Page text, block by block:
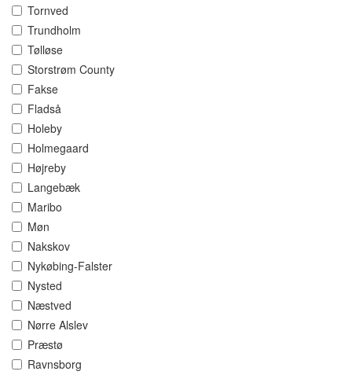
Tornved
Trundholm
Tølløse
Storstrøm County
Fakse
Fladså
Holeby
Holmegaard
Højreby
Langebæk
Maribo
Møn
Nakskov
Nykøbing-Falster
Nysted
Næstved
Nørre Alslev
Præstø
Ravnsborg